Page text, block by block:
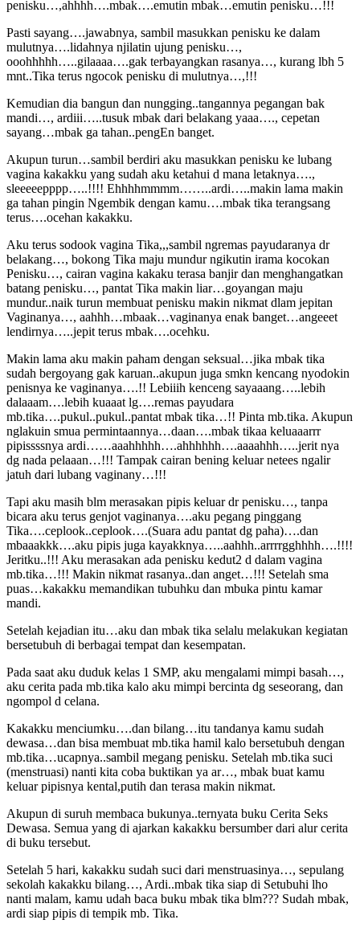
penisku…,ahhhh….mbak….emutin mbak…emutin penisku…!!!
Pasti sayang….jawabnya, sambil masukkan penisku ke dalam
mulutnya….lidahnya njilatin ujung penisku…,
ooohhhhh…..gilaaaa….gak terbayangkan rasanya…, kurang lbh 5
mnt..Tika terus ngocok penisku di mulutnya…,!!!
Kemudian dia bangun dan nungging..tangannya pegangan bak
mandi…, ardiii…..tusuk mbak dari belakang yaaa…., cepetan
sayang…mbak ga tahan..pengEn banget.
Akupun turun…sambil berdiri aku masukkan penisku ke lubang
vagina kakakku yang sudah aku ketahui d mana letaknya….,
sleeeeepppp…..!!!! Ehhhhmmmm……..ardi…..makin lama makin
ga tahan pingin Ngembik dengan kamu….mbak tika terangsang
terus….ocehan kakakku.
Aku terus sodook vagina Tika,,,sambil ngremas payudaranya dr
belakang…, bokong Tika maju mundur ngikutin irama kocokan
Penisku…, cairan vagina kakaku terasa banjir dan menghangatkan
batang penisku…, pantat Tika makin liar…goyangan maju
mundur..naik turun membuat penisku makin nikmat dlam jepitan
Vaginanya…, aahhh…mbaak…vaginanya enak banget…angeeet
lendirnya…..jepit terus mbak….ocehku.
Makin lama aku makin paham dengan seksual…jika mbak tika
sudah bergoyang gak karuan..akupun juga smkn kencang nyodokin
penisnya ke vaginanya….!! Lebiiih kenceng sayaaang…..lebih
dalaaam….lebih kuaaat lg….remas payudara
mb.tika….pukul..pukul..pantat mbak tika…!! Pinta mb.tika. Akupun
nglakuin smua permintaannya…daan….mbak tikaa keluaaarrr
pipissssnya ardi……aaahhhhh….ahhhhhh….aaaahhh…..jerit nya
dg nada pelaaan…!!! Tampak cairan bening keluar netees ngalir
jatuh dari lubang vaginany…!!!
Tapi aku masih blm merasakan pipis keluar dr penisku…, tanpa
bicara aku terus genjot vaginanya….aku pegang pinggang
Tika….ceplook..ceplook….(Suara adu pantat dg paha)….dan
mbaaakkk….aku pipis juga kayakknya…..aahhh..arrrrgghhhh….!!!!
Jeritku..!!! Aku merasakan ada penisku kedut2 d dalam vagina
mb.tika…!!! Makin nikmat rasanya..dan anget…!!! Setelah sma
puas…kakakku memandikan tubuhku dan mbuka pintu kamar
mandi.
Setelah kejadian itu…aku dan mbak tika selalu melakukan kegiatan
bersetubuh di berbagai tempat dan kesempatan.
Pada saat aku duduk kelas 1 SMP, aku mengalami mimpi basah…,
aku cerita pada mb.tika kalo aku mimpi bercinta dg seseorang, dan
ngompol d celana.
Kakakku menciumku….dan bilang…itu tandanya kamu sudah
dewasa…dan bisa membuat mb.tika hamil kalo bersetubuh dengan
mb.tika…ucapnya..sambil megang penisku. Setelah mb.tika suci
(menstruasi) nanti kita coba buktikan ya ar…, mbak buat kamu
keluar pipisnya kental,putih dan terasa makin nikmat.
Akupun di suruh membaca bukunya..ternyata buku Cerita Seks
Dewasa. Semua yang di ajarkan kakakku bersumber dari alur cerita
di buku tersebut.
Setelah 5 hari, kakakku sudah suci dari menstruasinya…, sepulang
sekolah kakakku bilang…, Ardi..mbak tika siap di Setubuhi lho
nanti malam, kamu udah baca buku mbak tika blm??? Sudah mbak,
ardi siap pipis di tempik mb. Tika.